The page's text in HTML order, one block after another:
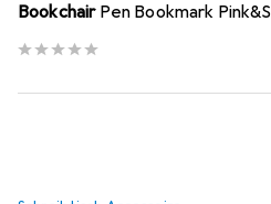
Bookchair Pen Bookmark